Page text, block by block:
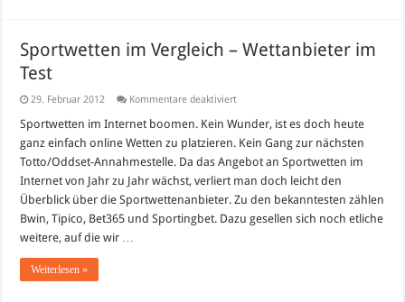
Sportwetten im Vergleich – Wettanbieter im
Test
29. Februar 2012 Kommentare deaktiviertfür
im
Vergleich
–
Wettanbieter
im
Test
Sportwetten im Internet boomen. Kein Wunder, ist es doch heute
ganz einfach online Wetten zu platzieren. Kein Gang zur nächsten
Totto/Oddset-Annahmestelle. Da das Angebot an Sportwetten im
Internet von Jahr zu Jahr wächst, verliert man doch leicht den
Überblick über die Sportwettenanbieter. Zu den bekanntesten zählen
Bwin, Tipico, Bet365 und Sportingbet. Dazu gesellen sich noch etliche
weitere, auf die wir …
Weiterlesen »